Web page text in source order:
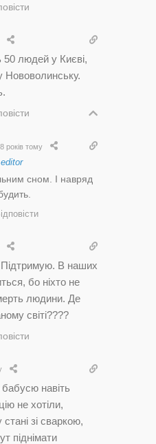
50 людей у Києві,
Нововолинську.
8 років тому
editor
сном. І навряд
Підтримую. В наших
бо ніхто не
людини. Де
світі????
навіть
не хотіли,
зі сваркою,
піднімати